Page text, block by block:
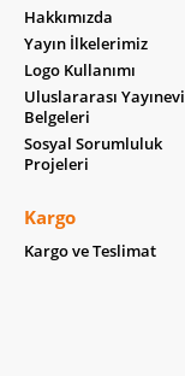
Hakkımızda
Yayın İlkelerimiz
Logo Kullanımı
Uluslararası Yayınevi
Belgeleri
Sosyal Sorumluluk
Projeleri
Kargo
Kargo ve Teslimat